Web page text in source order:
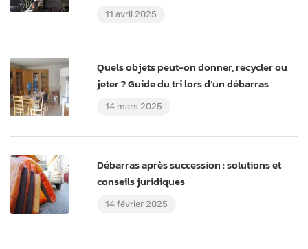
11 avril 2025
Quels objets peut-on donner, recycler ou
jeter ? Guide du tri lors d’un débarras
14 mars 2025
Débarras après succession : solutions et
conseils juridiques
14 février 2025